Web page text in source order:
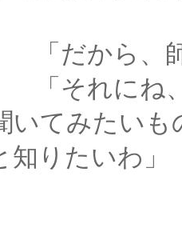
師匠は別
、比古さ
いてみたい
知りたいわ」